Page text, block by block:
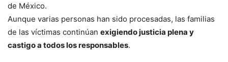
de México.
Aunque varias personas han sido procesadas, las familias
de las víctimas continúan exigiendo justicia plena y
castigo a todos los responsables.